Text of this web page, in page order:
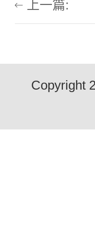
上一篇:
Copyright